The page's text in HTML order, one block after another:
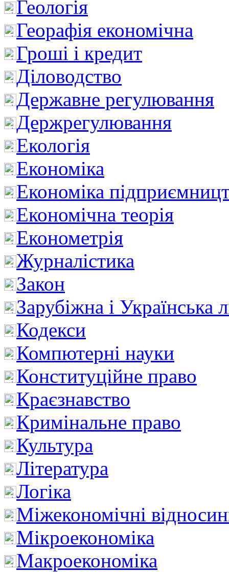
Геологія
Георафія економічна
Гроші і кредит
Діловодство
Державне регулювання
Держрегулювання
Екологія
Економіка
Економіка
Економічна теорія
Економетрія
Журналістика
Закон
Зарубіжна і Українська
Кодекси
Компютерні науки
Конституційне право
Краєзнавство
Кримінальне право
Культура
Література
Логіка
Міжекономічні
Мікроекономіка
Макроекономіка